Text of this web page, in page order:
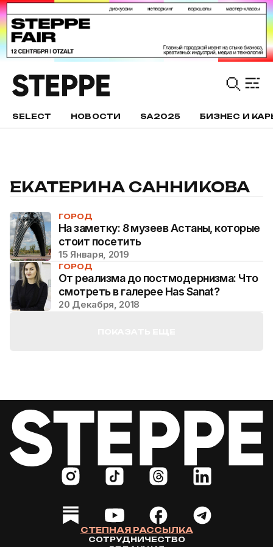
SELECT НОВОСТИ SA2025 БИЗНЕС И
ЕКАТЕРИНА САННИКОВА
ГОРОД
На заметку: 8 музеев Астаны, которые
стоит посетить
15 Января, 2019
ГОРОД
От реализма до постмодернизма: Что
смотреть в галерее Has Sanat?
20 Декабря, 2018
СТЕПНАЯ РАССЫЛКА
СОТРУДНИЧЕСТВО